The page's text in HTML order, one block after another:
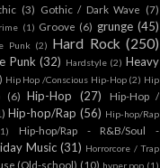
(3) Gothic / Dark Wave (7)
(1) Groove (6) grunge (45)
Punk (2) Hard Rock (250)
Punk (32) Hardstyle (2) Heavy
Hip Hop /Conscious Hip-Hop (2) Hip
(6) Hip-Hop (27)
Hip-Hop /
Hip-hop/Rap (56) Hip-hop/Rap
Hip-hop/Rap - R&B/Soul -
Music (31) Horrorcore / Trap
(Old-school) (10) hyper pop (1)